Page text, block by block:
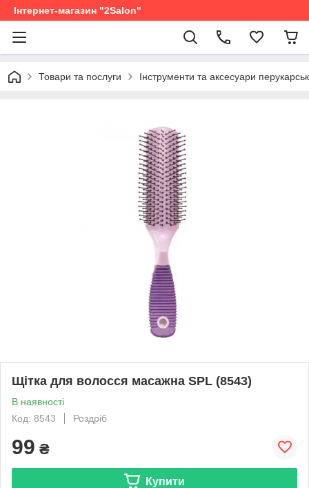
Інтернет-магазин "2Salon"
Товари та послуги Інструменти та аксесуари
Щітка для волосся масажна SPL (8543)
В наявності
Код: 8543
Роздріб
99 ₴
Купити